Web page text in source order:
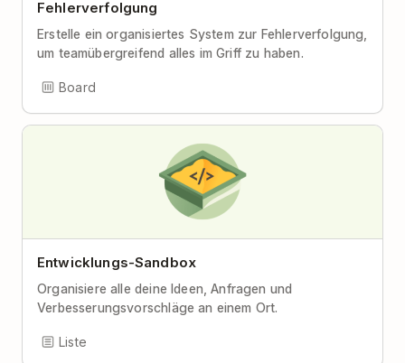
Fehlerverfolgung
Erstelle ein organisiertes System zur Fehlerverfolgung,
um teamübergreifend alles im Griff zu haben.
Board
Entwicklungs-Sandbox
Organisiere alle deine Ideen, Anfragen und
Verbesserungsvorschläge an einem Ort.
Liste